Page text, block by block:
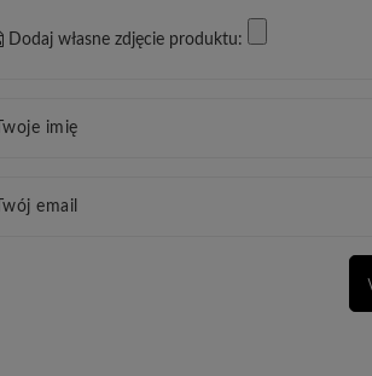
Dodaj własne zdjęcie produktu:
Twoje imię
Twój email